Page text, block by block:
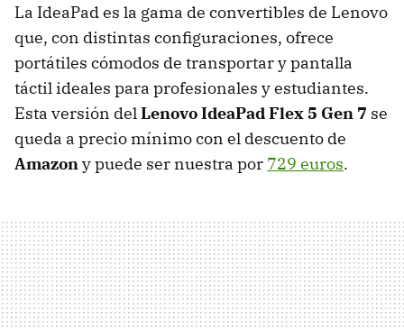
La IdeaPad es la gama de convertibles de Lenovo
que, con distintas configuraciones, ofrece
portátiles cómodos de transportar y pantalla
táctil ideales para profesionales y estudiantes.
Esta versión delLenovo IdeaPad Flex 5 Gen 7 se
queda a precio mínimo con el descuento de
Amazony puede ser nuestra por 729 euros.